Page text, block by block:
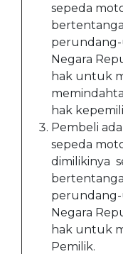
sepeda
Negara
hak untuk
hak
Pembeli
sepeda
dimilikinya
Negara
hak untuk
Pemilik.